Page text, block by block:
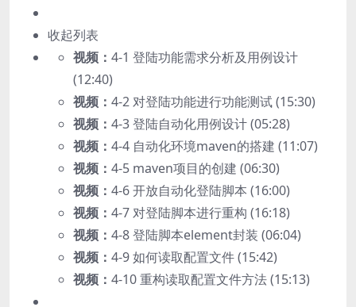
收起列表
视频： 4-1 登陆功能需求分析及用例设计
(12:40)
视频： 4-2 对登陆功能进行功能测试 (15:30)
视频： 4-3 登陆自动化用例设计 (05:28)
视频： 4-4 自动化环境maven的搭建 (11:07)
视频： 4-5 maven项目的创建 (06:30)
视频： 4-6 开放自动化登陆脚本 (16:00)
视频： 4-7 对登陆脚本进行重构 (16:18)
视频： 4-8 登陆脚本element封装 (06:04)
视频： 4-9 如何读取配置文件 (15:42)
视频： 4-10 重构读取配置文件方法 (15:13)